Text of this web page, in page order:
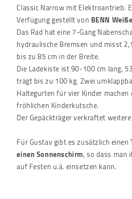
Classic Narrow mit Elektroantrieb.
Verfügung gestellt von BENN
Das Rad hat eine 7-Gang
hydraulische Bremsen und misst
bis zu 85 cm in der Breite.
Die Ladekiste ist 90-100 cm lang,
trägt bis zu 100 kg. Zwei
Haltegurten für vier Kinder machen
fröhlichen Kinderkutsche.
Der Gepäckträger verkraftet
Für Gustav gibt es zusätzlich einen
einen Sonnenschirm, so dass man
auf Festen u.ä. einsetzen kann.